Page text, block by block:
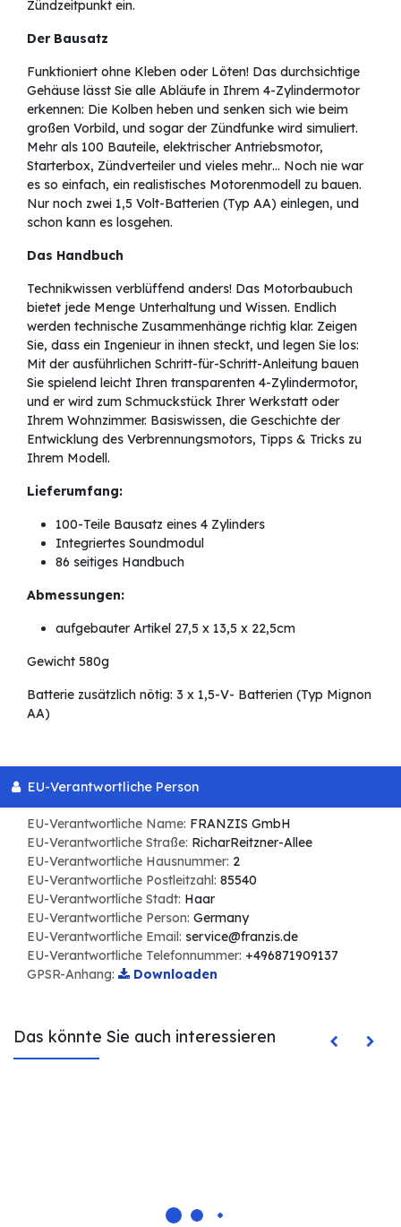
Zündzeitpunkt ein.
Der Bausatz
Funktioniert ohne Kleben oder Löten! Das durchsichtige
Gehäuse lässt Sie alle Abläufe in Ihrem 4-Zylindermotor
erkennen: Die Kolben heben und senken sich wie beim
großen Vorbild, und sogar der Zündfunke wird simuliert.
Mehr als 100 Bauteile, elektrischer Antriebsmotor,
Starterbox, Zündverteiler und vieles mehr… Noch nie war
es so einfach, ein realistisches Motorenmodell zu bauen.
Nur noch zwei 1,5 Volt-Batterien (Typ AA) einlegen, und
schon kann es losgehen.
Das Handbuch
Technikwissen verblüffend anders! Das Motorbaubuch
bietet jede Menge Unterhaltung und Wissen. Endlich
werden technische Zusammenhänge richtig klar. Zeigen
Sie, dass ein Ingenieur in ihnen steckt, und legen Sie los:
Mit der ausführlichen Schritt-für-Schritt-Anleitung bauen
Sie spielend leicht Ihren transparenten 4-Zylindermotor,
und er wird zum Schmuckstück Ihrer Werkstatt oder
Ihrem Wohnzimmer. Basiswissen, die Geschichte der
Entwicklung des Verbrennungsmotors, Tipps & Tricks zu
Ihrem Modell.
Lieferumfang:
100-Teile Bausatz eines 4 Zylinders
Integriertes Soundmodul
86 seitiges Handbuch
Abmessungen:
aufgebauter Artikel 27,5 x 13,5 x 22,5cm
Gewicht 580g
Batterie zusätzlich nötig: 3 x 1,5-V- Batterien (Typ Mignon
AA)
EU-Verantwortliche Person
EU-Verantwortliche Name: FRANZIS GmbH
EU-Verantwortliche Straße: RicharReitzner-Allee
EU-Verantwortliche Hausnummer: 2
EU-Verantwortliche Postleitzahl: 85540
EU-Verantwortliche Stadt: Haar
EU-Verantwortliche Person: Germany
EU-Verantwortliche Email: service@franzis.de
EU-Verantwortliche Telefonnummer: +496871909137
GPSR-Anhang:
Downloaden
Das könnte Sie auch interessieren